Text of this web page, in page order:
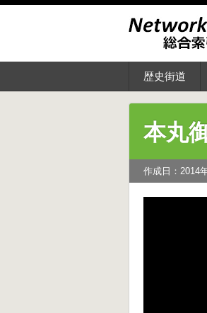
歴史街道
本丸
作成日：2014